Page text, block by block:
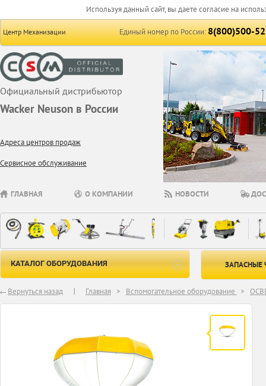
Используя данный сайт, вы даете согласие на
Центр Механизации Единый номер по России:8(800)500-
Официальный дистрибьютор
Wacker Neuson в России
Адреса центров продаж
Сервисное обслуживание
ГЛАВНАЯ О КОМПАНИИ НОВОСТИ
КАТАЛОГ ОБОРУДОВАНИЯ ЗАПАСНЫЕ
Вернуться назад Главная Вспомогательное оборудование